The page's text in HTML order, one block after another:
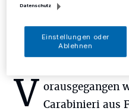
V orausgegangen
Carabinieri aus
Datenschutz
Einstellungen oder
Ablehnen